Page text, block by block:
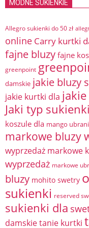
MODNE SUKIENKIE
Allegro sukienki do 50 zł
online Carry kurtki
fajne bluzy fajne
greenpoint
damskie jakie bluzy
jakie kurtki dla
Jaki typ
koszule dla mango
markowe bluzy
wyprzedaż markowe
wyprzedaż markowe
bluzy mohito swetry
sukienki reserved
sukienki dla
damskietanie kurtki